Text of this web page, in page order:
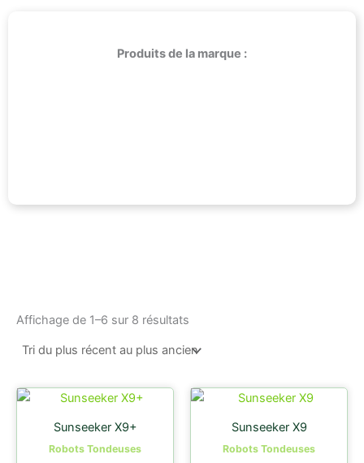
Produits de la marque :
Affichage de 1–6 sur 8 résultats
au
Sunseeker X9+
Robots Tondeuses
Sunseeker X9
Robots Tondeuses